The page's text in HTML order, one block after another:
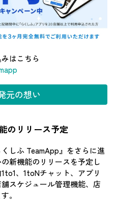
はこちら
元の想い
のリリース予定
しふ TeamApp』をさらに進
新機能のリリースを予定し
、1toNチャット、アプリ
スケジュール管理機能、店
。